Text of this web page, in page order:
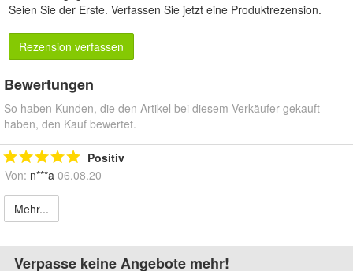
Seien Sie der Erste. Verfassen Sie jetzt eine Produktrezension.
Rezension verfassen
Bewertungen
So haben Kunden, die den Artikel bei diesem Verkäufer gekauft
haben, den Kauf bewertet.
Positiv
Von: n***a 06.08.20
Mehr...
Verpasse keine Angebote mehr!